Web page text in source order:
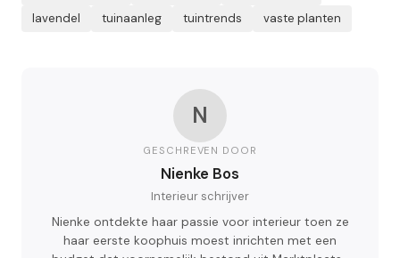
lavendel
tuinaanleg tuintrends vaste planten
N
GESCHREVEN DOOR
Nienke Bos
Interieur schrijver
Nienke ontdekte haar passie voor interieur toen ze
haar eerste koophuis moest inrichten met een